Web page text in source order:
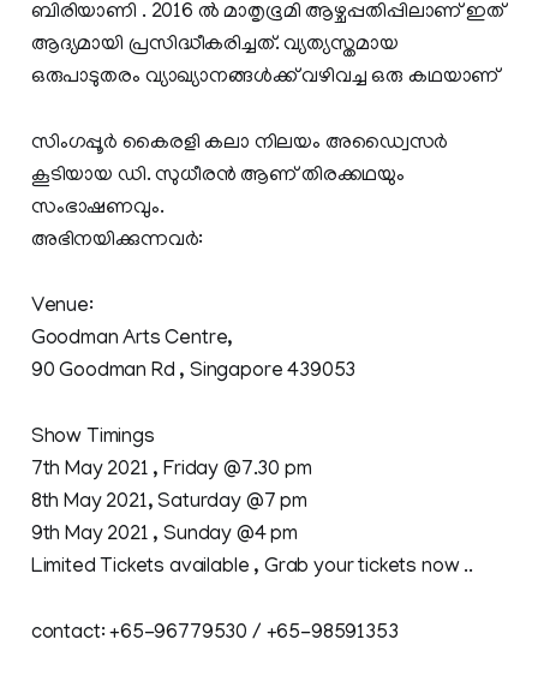
ബിരിയാണി . 2016 ൽ മാതൃഭൂമി ആഴ്ചപ്പതിപ്പിലാണ് ഇത്
ആദ്യമായി പ്രസിദ്ധീകരിച്ചത്. വ്യത്യസ്തമായ
ഒരുപാടുതരം വ്യാഖ്യാനങ്ങൾക്ക് വഴിവച്ച ഒരു കഥയാണ്
സിംഗപ്പൂര്‍ കൈരളി കലാ നിലയം അഡ്വൈസര്‍
കൂടിയായ ഡി. സുധീരന്‍ ആണ് തിരക്കഥയും
സംഭാഷണവും.
അഭിനയിക്കുന്നവര്‍:
Venue:
Goodman Arts Centre,
90 Goodman Rd , Singapore 439053
Show Timings
7th May 2021 , Friday @7.30 pm
8th May 2021, Saturday @7 pm
9th May 2021 , Sunday @4 pm
Limited Tickets available , Grab your tickets now ..
contact: +65-96779530 / +65-98591353